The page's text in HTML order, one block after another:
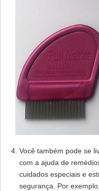
Você também pode se
com a ajuda de
cuidados especiais e
segurança. Por